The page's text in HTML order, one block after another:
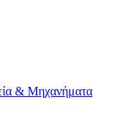
& Μηχανήματα